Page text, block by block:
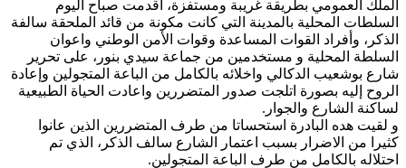
الملك العمومي بطريقة غريبة ومستفزة، أقدمت صباح اليوم
السلطات المحلية بالمدينة التي كانت مكونة من قائد الملحقة سالفة
الذكر، وأفراد القوات المساعدة وقوات الأمن الوطني واعوان
السلطة المحلية و مستخدمين من جماعة سيدي بنور، على تحرير
شارع بوشعيب الدكالي واخلائه بالكامل من الباعة المتجولين وإعادة
الروح إليه بصورة اتلجت صدور المتضررين واعادت الحياة الطبيعية
لساكنة الشارع والجوار.
و لقيت هده البادرة استحساتا من طرف المتضررين الذين عانوا
كثيرا من الاضرار بسبب اعتمار الشارع سالف الذكر، الذي تم
احتلاله بالكامل من طرف الباعة المتجولين.